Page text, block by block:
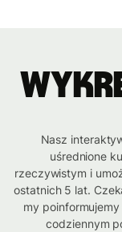
Nasz
uśrednione
rzeczywistym i
ostatnich 5 lat.
my
codziennym